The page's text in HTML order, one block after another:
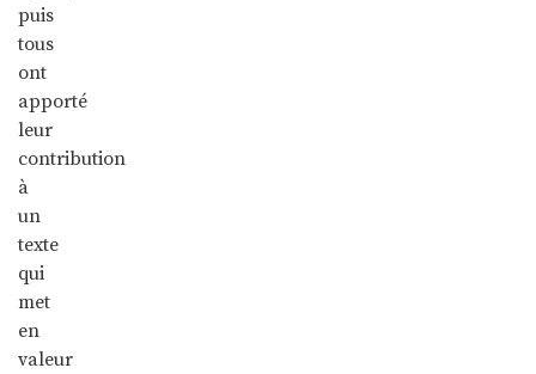
puis
tous
ont
apporté
leur
contribution
à
un
texte
qui
met
en
valeur